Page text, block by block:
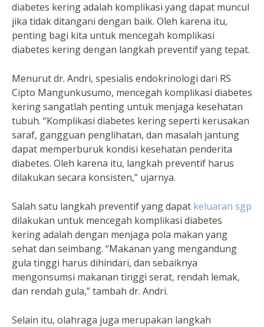
diabetes kering adalah komplikasi yang dapat muncul
jika tidak ditangani dengan baik. Oleh karena itu,
penting bagi kita untuk mencegah komplikasi
diabetes kering dengan langkah preventif yang tepat.
Menurut dr. Andri, spesialis endokrinologi dari RS
Cipto Mangunkusumo, mencegah komplikasi diabetes
kering sangatlah penting untuk menjaga kesehatan
tubuh. “Komplikasi diabetes kering seperti kerusakan
saraf, gangguan penglihatan, dan masalah jantung
dapat memperburuk kondisi kesehatan penderita
diabetes. Oleh karena itu, langkah preventif harus
dilakukan secara konsisten,” ujarnya.
Salah satu langkah preventif yang dapat keluaran sgp
dilakukan untuk mencegah komplikasi diabetes
kering adalah dengan menjaga pola makan yang
sehat dan seimbang. “Makanan yang mengandung
gula tinggi harus dihindari, dan sebaiknya
mengonsumsi makanan tinggi serat, rendah lemak,
dan rendah gula,” tambah dr. Andri.
Selain itu, olahraga juga merupakan langkah